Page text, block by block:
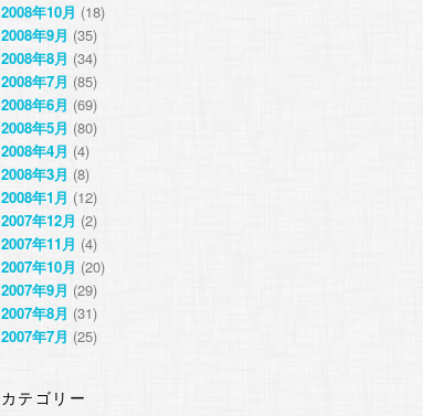
2008年10月 (18)
2008年9月 (35)
2008年8月 (34)
2008年7月 (85)
2008年6月 (69)
2008年5月 (80)
2008年4月 (4)
2008年3月 (8)
2008年1月 (12)
2007年12月 (2)
2007年11月 (4)
2007年10月 (20)
2007年9月 (29)
2007年8月 (31)
2007年7月 (25)
カテゴリー